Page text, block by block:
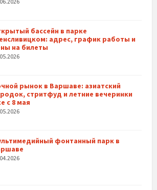
бассейн в парке
адрес, график работы и
на билеты
рынок в Варшаве: азиатский
стритфуд и летние вечеринки
с 8 мая
фонтанный парк в